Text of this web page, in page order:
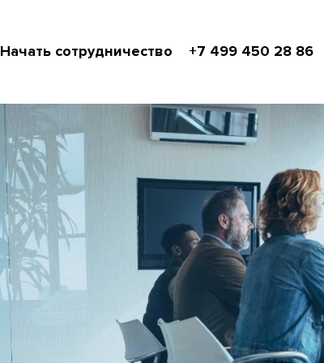
Начать сотрудничество +7 499 450 28 86